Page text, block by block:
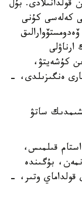
قولدانىلادى. بۇل
كەلەسى كۇنى
كۇشەيتۋ،
ەنگىزىلدى، -
ساتۋ
ماس كۇيدە 1400 دەن استام قىلمىس،
بۇگىندە
قولداماي وتىر، -